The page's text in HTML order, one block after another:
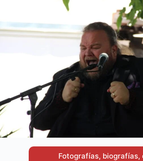
Fotografías,